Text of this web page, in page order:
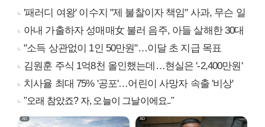
'패러디 여왕' 이수지 "제 불찰이자 책임" 사과, 무슨 일
아내 가출하자 성매매女 불러 음주, 아들 살해한 30대
"소득 상관없이 1인 50만원"…이달 초 지급 목표
김원훈 주식 1억8천 올인했는데…현실은 '-2,400만원'
치사율 최대 75% '공포'…어린이 사망자 속출 '비상'
"오래 참았죠? 자, 오늘이 그날이에요.."